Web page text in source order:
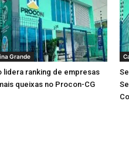
Grande
lidera ranking de empresas
queixas no Procon-CG